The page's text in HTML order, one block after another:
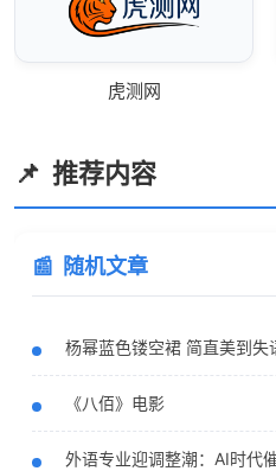
虎测网
推荐内容
随机文章
杨幂蓝色镂空裙 简直美到失
《八佰》电影
外语专业迎调整潮：AI时代